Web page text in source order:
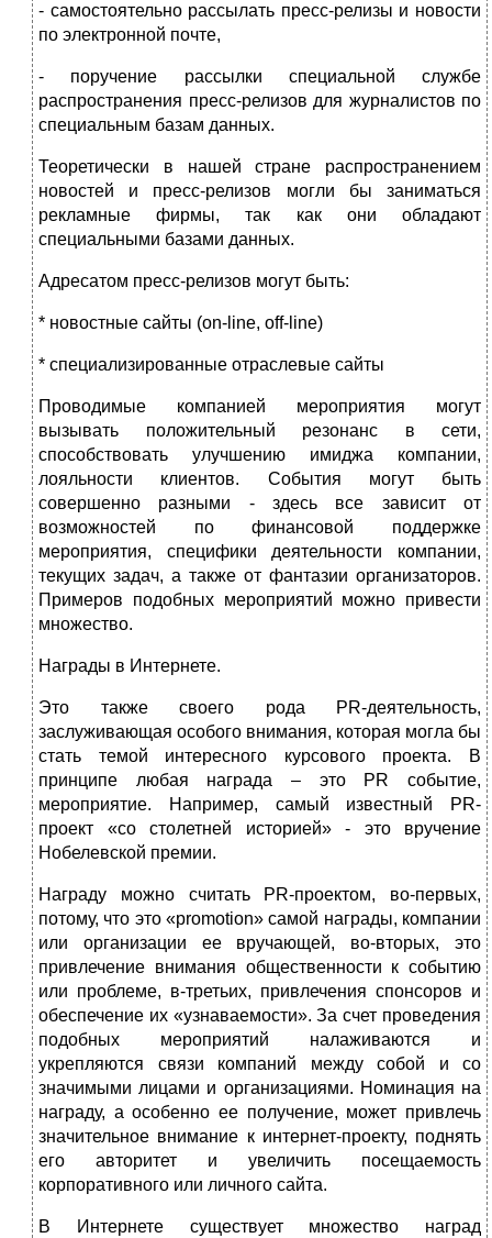
- самостоятельно рассылать пресс-релизы и новости
по электронной почте,
- поручение рассылки специальной службе
распространения пресс-релизов для журналистов по
специальным базам данных.
Теоретически в нашей стране распространением
новостей и пресс-релизов могли бы заниматься
рекламные фирмы, так как они обладают
специальными базами данных.
Адресатом пресс-релизов могут быть:
* новостные сайты (on-line, off-line)
* специализированные отраслевые сайты
Проводимые компанией мероприятия могут
вызывать положительный резонанс в сети,
способствовать улучшению имиджа компании,
лояльности клиентов. События могут быть
совершенно разными - здесь все зависит от
возможностей по финансовой поддержке
мероприятия, специфики деятельности компании,
текущих задач, а также от фантазии организаторов.
Примеров подобных мероприятий можно привести
множество.
Награды в Интернете.
Это также своего рода PR-деятельность,
заслуживающая особого внимания, которая могла бы
стать темой интересного курсового проекта. В
принципе любая награда – это PR событие,
мероприятие. Например, самый известный PR-
проект «со столетней историей» - это вручение
Нобелевской премии.
Награду можно считать PR-проектом, во-первых,
потому, что это «promotion» самой награды, компании
или организации ее вручающей, во-вторых, это
привлечение внимания общественности к событию
или проблеме, в-третьих, привлечения спонсоров и
обеспечение их «узнаваемости». За счет проведения
подобных мероприятий налаживаются и
укрепляются связи компаний между собой и со
значимыми лицами и организациями. Номинация на
награду, а особенно ее получение, может привлечь
значительное внимание к интернет-проекту, поднять
его авторитет и увеличить посещаемость
корпоративного или личного сайта.
В Интернете существует множество наград